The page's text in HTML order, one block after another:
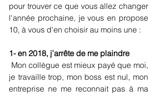
pour trouver ce que vous allez changer
l'année prochaine, je vous en propose
10, à vous d'en choisir au moins une :
1- en 2018, j’arrête de me plaindre
je travaille trop, mon boss est nul, mon
entreprise ne me reconnait pas à ma